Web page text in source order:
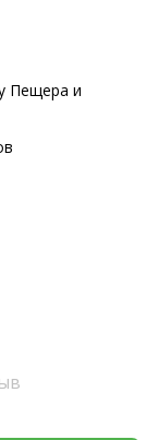
Пещера и